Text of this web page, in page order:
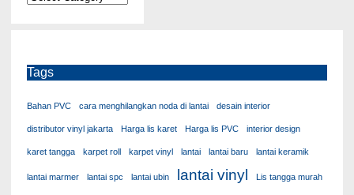
Tags
Bahan PVC cara menghilangkan noda di lantai desain interior
distributor vinyl jakarta Harga lis karet Harga lis PVC interior design
karet tangga karpet roll karpet vinyl lantai lantai baru lantai keramik
lantai marmer lantai spc lantai ubin lantai vinyl Lis tangga murah